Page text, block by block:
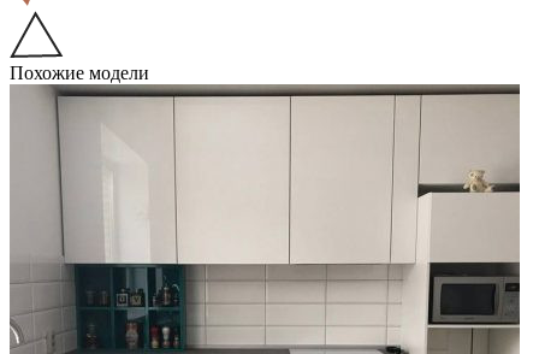
Похожие модели